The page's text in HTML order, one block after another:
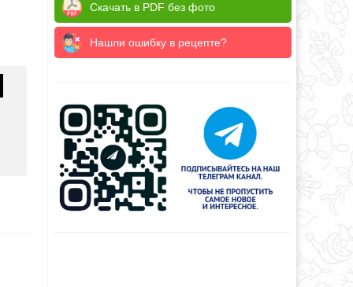
Скачать в PDF без фото
Нашли ошибку в рецепте?